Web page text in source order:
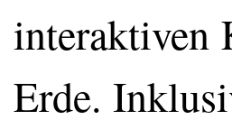
interaktiven
Erde.